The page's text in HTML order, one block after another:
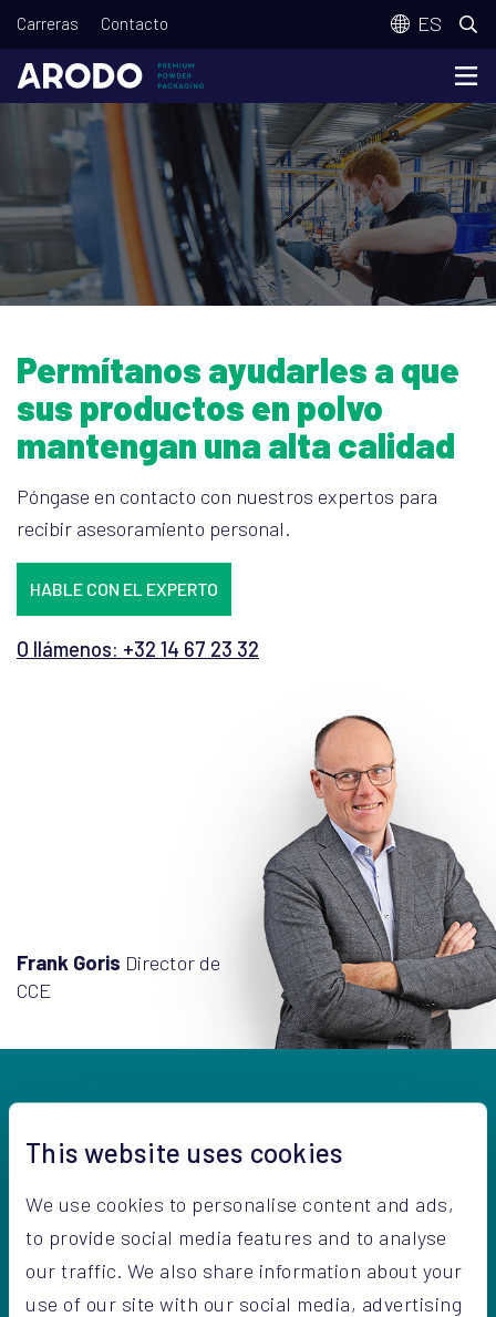
This website uses cookies
We use cookies to personalise content and ads,
to provide social media features and to analyse
our traffic. We also share information about your
use of our site with our social media, advertising
Pasar
al
contenido
principal
T
o
p
n
u
Carreras Contacto ES
Permítanos ayudarles a que
sus productos en polvo
mantengan una alta calidad
Póngase en contacto con nuestros expertos para
recibir asesoramiento personal.
HABLE CON EL EXPERTO
O llámenos: +32 14 67 23 32
Frank Goris Director de
CCE
Soluciones
Línea de envasado
Paletizadores
Encapuchadoras